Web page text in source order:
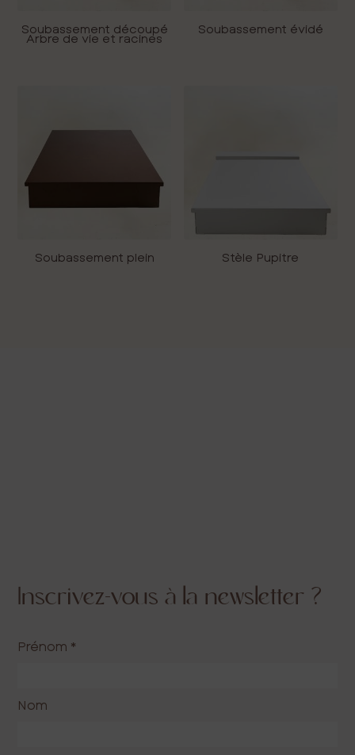
Soubassement découpé
Arbre de vie et racines
Soubassement évidé
Soubassement plein Stèle Pupitre
Inscrivez-vous à la newsletter ?
Prénom *
Nom